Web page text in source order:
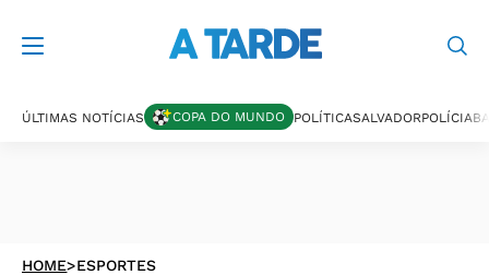
ÚLTIMAS NOTÍCIAS COPA DO MUNDO POLÍTICASALVADORPOLÍCIA
HOME>ESPORTES